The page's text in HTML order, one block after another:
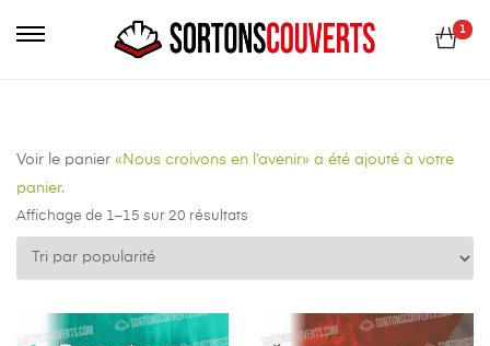
Menu
1
Voir le panier «Nous croivons en l’avenir» a été ajouté à votre
panier.
Affichage de 1–15 sur 20 résultats